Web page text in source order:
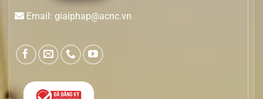
Email: giaiphap@acnc.vn